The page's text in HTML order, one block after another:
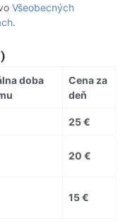
Všeobecných
.
doba
Cena za
deň
25 €
20 €
15 €